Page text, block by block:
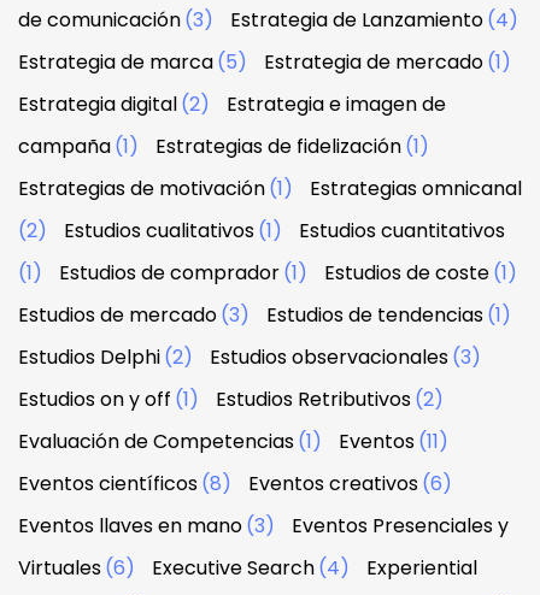
de comunicación(3) Estrategia de Lanzamiento(4)
Estrategia de marca(5) Estrategia de mercado(1)
Estrategia digital(2)
Estrategia e imagen de
campaña(1) Estrategias de fidelización(1)
Estrategias de motivación(1)
Estrategias omnicanal
(2)
Estudios cualitativos(1)
Estudios cuantitativos
(1)
Estudios de comprador(1) Estudios de coste(1)
Estudios de mercado(3) Estudios de tendencias(1)
Estudios Delphi(2) Estudios observacionales(3)
Estudios on y off (1) Estudios Retributivos(2)
Evaluación de Competencias(1) Eventos(11)
Eventos científicos(8) Eventos creativos(6)
Eventos llaves en mano(3)
Eventos Presenciales y
Virtuales(6) Executive Search(4)
Experiential